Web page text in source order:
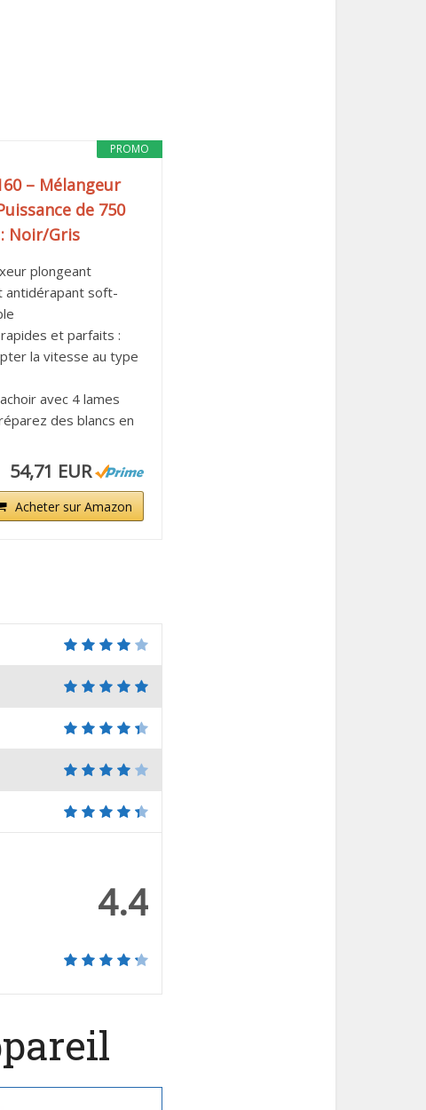
PROMO
– Mélangeur
de 750
Noir/Gris
plongeant
antidérapant soft-
et parfaits :
la vitesse au type
avec 4 lames
des blancs en
54,71 EUR
Acheter sur Amazon
4.4